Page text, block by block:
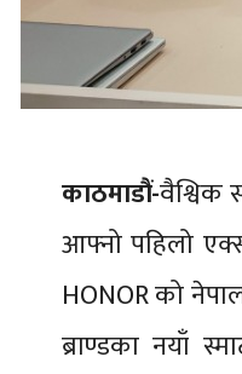
काठमाडौं-वैश्विक
आफ्नो पहिलो
HONOR को
ब्राण्डका नयाँ